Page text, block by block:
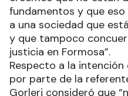
fundamentos y que
a una sociedad que
y que tampoco
justicia en Formosa”.
Respecto a la
por parte de la
Gorleri consideró que